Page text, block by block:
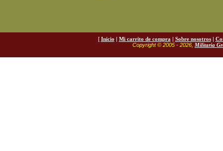
[ Inicio | Mi carrito de compra | Sobre nosotros|
Copyright © 2005 - 2026, Militaria